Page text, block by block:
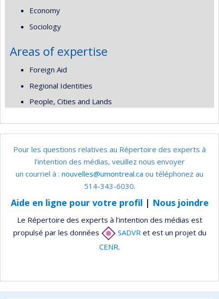
Economy
Sociology
Areas of expertise
Foreign Aid
Regional Identities
People, Cities and Lands
Pour les questions relatives au Répertoire des experts à
l’intention des médias, veuillez nous envoyer
un courriel à : nouvelles@umontreal.ca ou téléphonez au
514-343-6030.
Aide en ligne pour votre profil | Nous joindre
Le Répertoire des experts à l’intention des médias est
propulsé par les données
SADVR et est un projet du
CENR.